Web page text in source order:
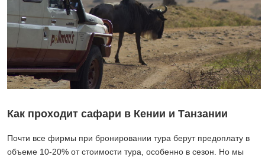
Как проходит сафари в Кении и Танзании
Почти все фирмы при бронировании тура берут предоплату в
объеме 10-20% от стоимости тура, особенно в сезон. Но мы